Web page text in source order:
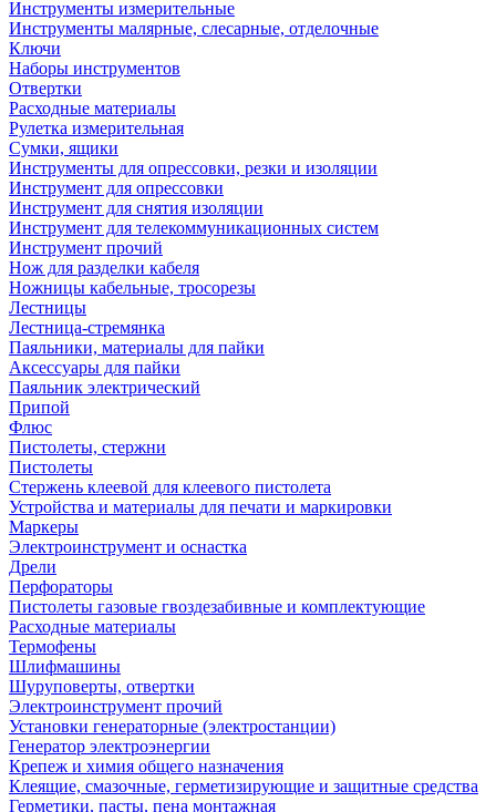
Инструменты измерительные
Инструменты малярные, слесарные, отделочные
Ключи
Наборы инструментов
Отвертки
Расходные материалы
Рулетка измерительная
Сумки, ящики
Инструменты для опрессовки, резки и изоляции
Инструмент для опрессовки
Инструмент для снятия изоляции
Инструмент для телекоммуникационных систем
Инструмент прочий
Нож для разделки кабеля
Ножницы кабельные, тросорезы
Лестницы
Лестница-стремянка
Паяльники, материалы для пайки
Аксессуары для пайки
Паяльник электрический
Припой
Флюс
Пистолеты, стержни
Пистолеты
Стержень клеевой для клеевого пистолета
Устройства и материалы для печати и маркировки
Маркеры
Электроинструмент и оснастка
Дрели
Перфораторы
Пистолеты газовые гвоздезабивные и комплектующие
Расходные материалы
Термофены
Шлифмашины
Шуруповерты, отвертки
Электроинструмент прочий
Установки генераторные (электростанции)
Генератор электроэнергии
Крепеж и химия общего назначения
Клеящие, смазочные, герметизирующие и защитные средства
Герметики, пасты, пена монтажная